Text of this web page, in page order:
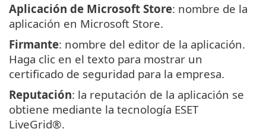
Aplicación de Microsoft Store: nombre de la
aplicación en Microsoft Store.
Firmante: nombre del editor de la aplicación.
Haga clic en el texto para mostrar un
certificado de seguridad para la empresa.
Reputación: la reputación de la aplicación se
obtiene mediante la tecnología ESET
LiveGrid®.